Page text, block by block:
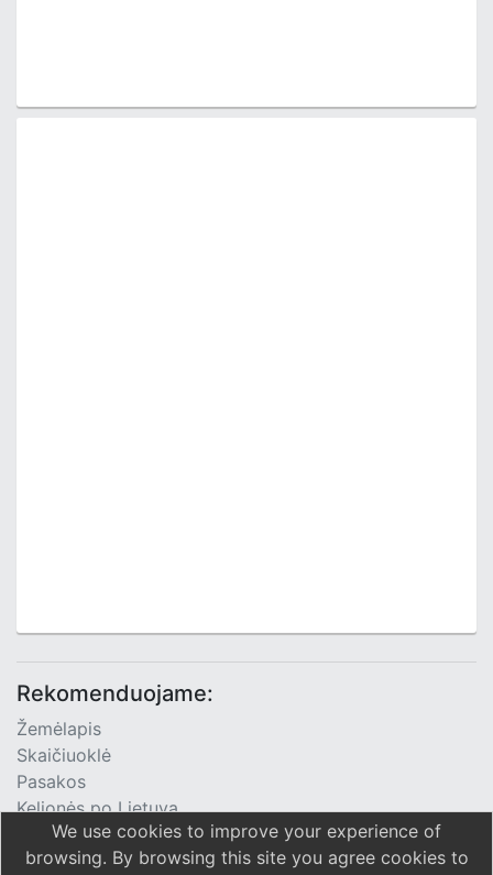
Rekomenduojame:
Žemėlapis
Skaičiuoklė
Pasakos
Kelionės po Lietuvą
TV Programa
We use cookies to improve your experience of
browsing. By browsing this site you agree cookies to